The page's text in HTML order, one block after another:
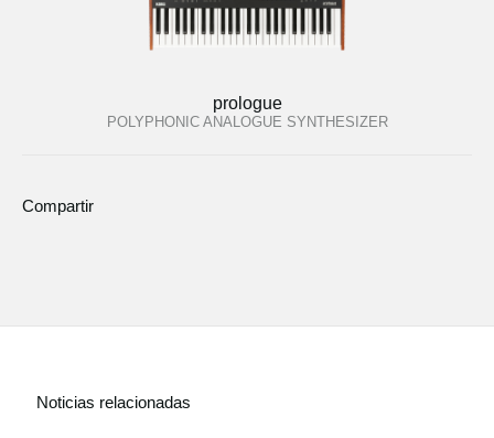
prologue
POLYPHONIC ANALOGUE SYNTHESIZER
Compartir
Noticias relacionadas